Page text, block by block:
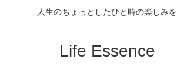
人生のちょっとしたひと時の楽しみを
Life Essence